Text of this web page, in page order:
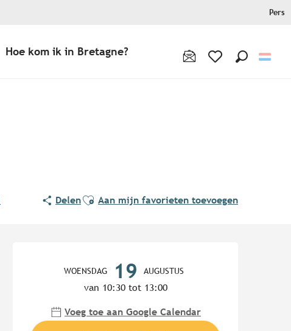
Pers
Hoe kom ik in Bretagne?
DelenAjouter aux favoris
Aan mijn favorieten toevoegen
WOENSDAG 19 AUGUSTUS
van 10:30 tot 13:00
Voeg toe aan Google Calendar